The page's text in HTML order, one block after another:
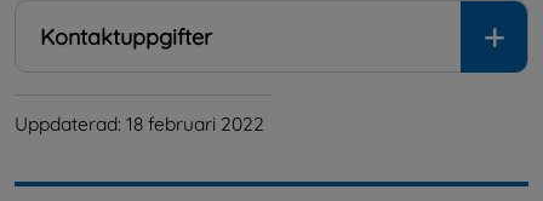
Kontaktuppgifter
Uppdaterad: 18 februari 2022